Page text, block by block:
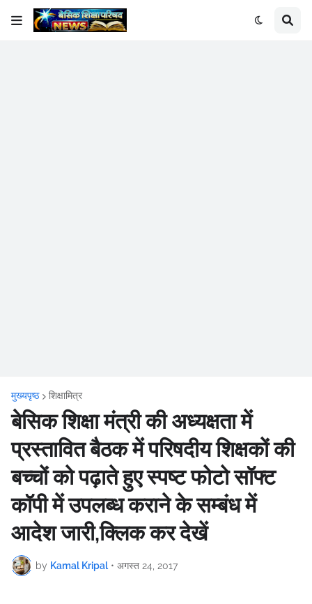
मुख्यपृष्ठ शिक्षामित्र
बेसिक शिक्षा मंत्री की अध्यक्षता में
प्रस्तावित बैठक में परिषदीय शिक्षकों की
बच्चों को पढ़ाते हुए स्पष्ट फोटो सॉफ्ट
कॉपी में उपलब्ध कराने के सम्बंध में
आदेश जारी,क्लिक कर देखें
by Kamal Kripal • अगस्त 24, 2017